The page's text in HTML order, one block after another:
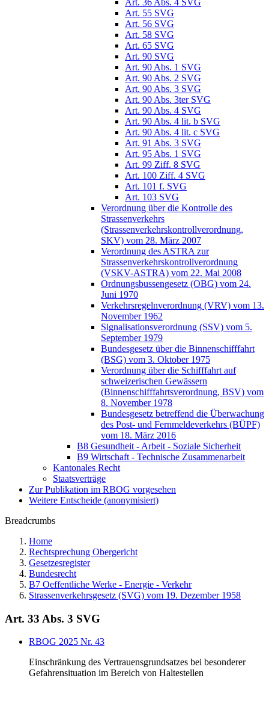
Art. 36 Abs. 4 SVG
Art. 55 SVG
Art. 56 SVG
Art. 58 SVG
Art. 65 SVG
Art. 90 SVG
Art. 90 Abs. 1 SVG
Art. 90 Abs. 2 SVG
Art. 90 Abs. 3 SVG
Art. 90 Abs. 3ter SVG
Art. 90 Abs. 4 SVG
Art. 90 Abs. 4 lit. b SVG
Art. 90 Abs. 4 lit. c SVG
Art. 91 Abs. 3 SVG
Art. 95 Abs. 1 SVG
Art. 99 Ziff. 8 SVG
Art. 100 Ziff. 4 SVG
Art. 101 f. SVG
Art. 103 SVG
Verordnung über die Kontrolle des
Strassenverkehrs
(Strassenverkehrskontrollverordnung,
SKV) vom 28. März 2007
Verordnung des ASTRA zur
Strassenverkehrskontrollverordnung
(VSKV-ASTRA) vom 22. Mai 2008
Ordnungsbussengesetz (OBG) vom 24.
Juni 1970
Verkehrsregelnverordnung (VRV) vom 13.
November 1962
Signalisationsverordnung (SSV) vom 5.
September 1979
Bundesgesetz über die Binnenschifffahrt
(BSG) vom 3. Oktober 1975
Verordnung über die Schifffahrt auf
schweizerischen Gewässern
(Binnenschifffahrtsverordnung, BSV) vom
8. November 1978
Bundesgesetz betreffend die Überwachung
des Post- und Fernmeldeverkehrs (BÜPF)
vom 18. März 2016
B8 Gesundheit - Arbeit - Soziale Sicherheit
B9 Wirtschaft - Technische Zusammenarbeit
Kantonales Recht
Staatsverträge
Zur Publikation im RBOG vorgesehen
Weitere Entscheide (anonymisiert)
Breadcrumbs
Home
Rechtsprechung Obergericht
Gesetzesregister
Bundesrecht
B7 Oeffentliche Werke - Energie - Verkehr
Strassenverkehrsgesetz (SVG) vom 19. Dezember 1958
Art. 33 Abs. 3 SVG
RBOG 2025 Nr. 43
Einschränkung des Vertrauensgrundsatzes bei besonderer
Gefahrensituation im Bereich von Haltestellen